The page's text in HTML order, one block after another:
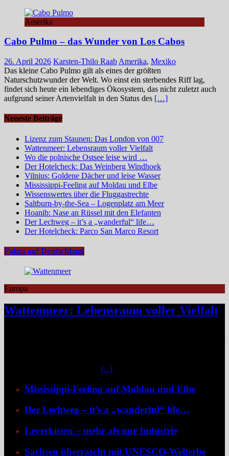
Amerika
Cabo Pulmo – das Wunder von Los Cabos
26. April 2026 Karsten-Thilo Raab Amerika, Mexiko
Das kleine Cabo Pulmo gilt als eines der größten
Naturschutzwunder der Welt. Wo einst ein sterbendes Riff lag,
findet sich heute ein lebendiges Ökosystem, das nicht zuletzt auch
aufgrund seiner Artenvielfalt in den Status des […]
Neueste Beiträge
Lizenz zum Staunen: Das London von 007
Wattenmeer: Lebensraum voller Vielfalt
Wo die polnische Ostsee leise wird …
Der Hotelcheck: Das Weinberg Windhoek
Vilnius: Goldene Dächer und leise Wasser
Mississippi-Feeling auf Moldau und Elbe
Wissenswertes über die Fluggastrechte
Saltburn-by-the-Sea – Logenplatz am Meer
Hoanib: Nase an Rüssel mit den Elefanten
Der Lechweg – it’s a „wanderful“ life…
Der Hotelcheck: Parco San Marco Resort
Fokus auf Deutschland
Europa
Wattenmeer: Lebensraum voller Vielfalt
[...]
Mississippi-Feeling auf Moldau und Elbe
Der Lechweg – it’s a „wanderful“ life…
Leverkusen – mehr als nur Industrie
Sachsen überrascht mit UNESCO-Welterbe